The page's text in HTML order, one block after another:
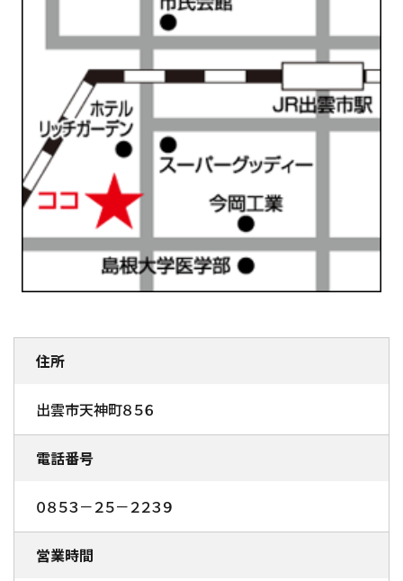
住所
出雲市天神町８５６
電話番号
０８５３－２５－２２３９
営業時間